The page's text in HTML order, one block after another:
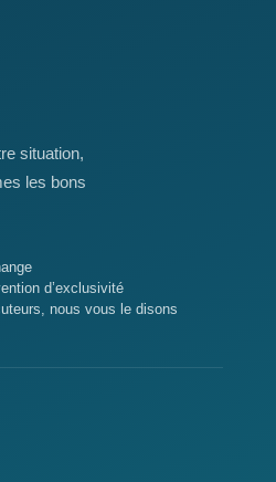
situation,
les bons
d’exclusivité
nous vous le disons